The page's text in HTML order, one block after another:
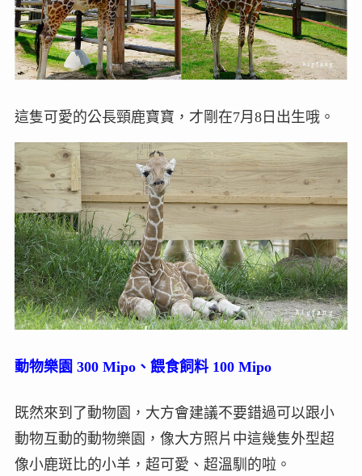
這隻可愛的公長頸鹿寶寶，才剛在7月8日出生哦。
動物樂園 300 Mipo、餵食飼料 100 Mipo
既然來到了動物園，大方會建議不要錯過可以跟小
動物互動的動物樂園，像大方照片中這幾隻外型超
像小鹿斑比的小羊，超可愛、超溫馴的啦。